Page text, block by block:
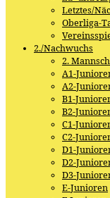
Letztes/
Oberliga-
2./Nachwuchs
2.
A1-
A2-
B1-
B2-
C1-
C2-
D1-
D2-
D3-
E-Junioren